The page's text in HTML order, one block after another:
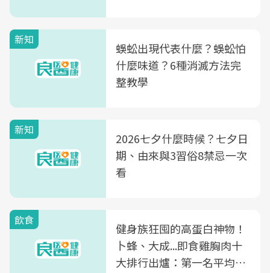
新知
蜈蚣出現代表什麼？蜈蚣怕
什麼味道？6種消滅方法完
整教學
新知
2026七夕什麼時候？七夕日
期、由來與3習俗8禁忌一次
看
飲食
健身族狂囤的高蛋白神物！
卜蜂、大成...即食雞胸肉十
大排行出爐：第一名平均一